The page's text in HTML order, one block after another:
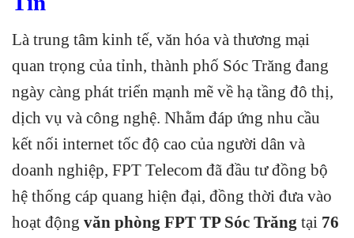
Là trung tâm kinh tế, văn hóa và thương mại
quan trọng của tỉnh, thành phố Sóc Trăng đang
ngày càng phát triển mạnh mẽ về hạ tầng đô thị,
dịch vụ và công nghệ. Nhằm đáp ứng nhu cầu
kết nối internet tốc độ cao của người dân và
doanh nghiệp, FPT Telecom đã đầu tư đồng bộ
hệ thống cáp quang hiện đại, đồng thời đưa vào
hoạt động văn phòng FPT TP Sóc Trăng tại 76